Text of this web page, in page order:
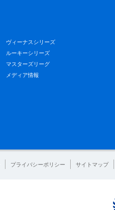
ヴィーナスシリーズ
ルーキーシリーズ
マスターズリーグ
メディア情報
プライバシーポリシー サイトマップ